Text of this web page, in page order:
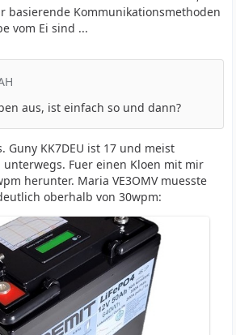
basierende Kommunikationsmethoden
vom Ei sind ...
aus, ist einfach so und dann?
Guny KK7DEU ist 17 und meist
Fuer einen Kloen mit mir
herunter. Maria VE3OMV muesste
oberhalb von 30wpm: